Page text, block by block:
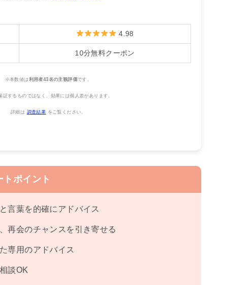
4.98
10分無料クーポン
※本数値は 利用者43名の主観評価です。
証するものではなく、効果には個人差があります。
詳細は 調査結果 をご覧ください。
ポイント
言葉を的確にアドバイス
再会のチャンスを引き寄せる
専用のアドバイス
談OK